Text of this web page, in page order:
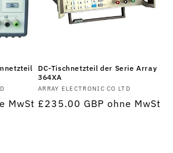
MwSt
DC-Tischnetzteil der Serie Array
364XA
Anbieter:
ARRAY ELECTRONIC CO LTD
Normaler
£235.00 GBP ohne MwSt